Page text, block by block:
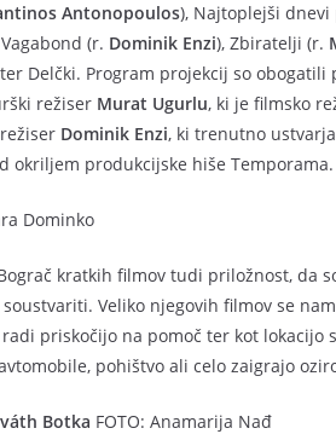
Antonopoulos), Najtoplejši dnevi
(r. Dominik Enzi), Zbiratelji (r.
Delčki. Program projekcij so
režiser Murat Ugurlu, ki je filmsko
Dominik Enzi, ki trenutno
okriljem produkcijske hiše Temporama.
Dominko
kratkih filmov tudi priložnost, da
Veliko njegovih filmov se
radi priskočijo na pomoč ter kot
pohištvo ali celo zaigrajo
Botka FOTO: Anamarija Nađ